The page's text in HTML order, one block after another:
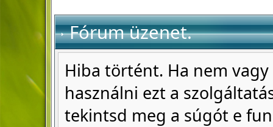
Fórum üzenet.
Hiba történt. Ha nem
használni ezt a
tekintsd meg a súgót e